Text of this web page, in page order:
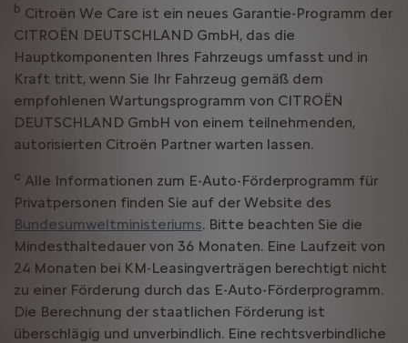
b Citroën We Care ist ein neues Garantie-Programm der
CITROËN DEUTSCHLAND GmbH, das die
Hauptkomponenten Ihres Fahrzeugs umfasst und in
Kraft tritt, wenn Sie Ihr Fahrzeug gemäß dem
empfohlenen Wartungsprogramm von CITROËN
DEUTSCHLAND GmbH von einem teilnehmenden,
autorisierten Citroën Partner warten lassen.
c Alle Informationen zum E-Auto-Förderprogramm für
Privatpersonen finden Sie auf der Website des
Bundesumweltministeriums. Bitte beachten Sie die
Mindesthaltedauer von 36 Monaten. Eine Laufzeit von
24 Monaten bei KM-Leasingverträgen berechtigt nicht
zu einer Förderung durch das E-Auto-Förderprogramm.
Die Berechnung der staatlichen Förderung ist
überschlägig und unverbindlich. Eine rechtsverbindliche